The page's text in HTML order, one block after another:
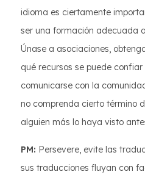
idioma es ciertamente
ser una formación adecuada
Únase a asociaciones,
qué recursos se puede
comunicarse con la
no comprenda cierto término
alguien más lo haya visto
PM: Persevere, evite las
sus traducciones fluyan con